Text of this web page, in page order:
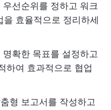
우선순위를 정하고 워크
효율적으로 정리하세
명확한 목표를 설정하고
하여 효과적으로 협업
형 보고서를 작성하고